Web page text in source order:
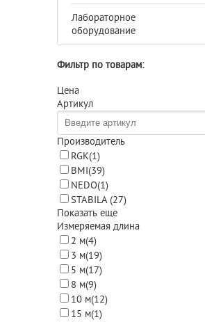
Лабораторное
оборудование
Фильтр по товарам:
Цена
Артикул
Производитель
RGK(1)
BMI(39)
NEDO(1)
STABILA (27)
Показать еще
Измеряемая длина
2 м(4)
3 м(19)
5 м(17)
8 м(9)
10 м(12)
15 м(1)